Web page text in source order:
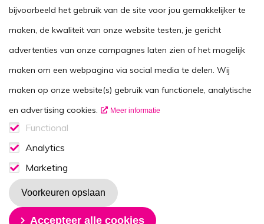
Voor zorgverleners
This website in another language
Contactgegevens
Vacatures
Disclaimer
Volg ons op
bijvoorbeeld het gebruik van de site voor jou gemakkelijker te
maken, de kwaliteit van onze website testen, je gericht
advertenties van onze campagnes laten zien of het mogelijk
maken om een webpagina via social media te delen. Wij
maken op onze website(s) gebruik van functionele, analytische
en advertising cookies.
Meer informatie
Functional
Functionele cookies
Analytics
Analytics consent
Marketing
Marketing consent
Voorkeuren opslaan
Accepteer alle cookies
Toestemming intrekken